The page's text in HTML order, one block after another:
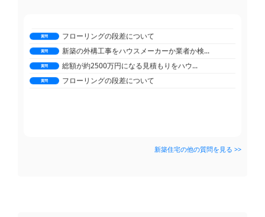
質問 ガレージとベランダの屋根、波板から違う素...
質問 小さなパントリーの換気扇について
質問 家の周りのブロック塀とフェンス、そろそろ...
質問 庭にサンルーム設置の場合の境界線からの距...
質問 フローリングの段差について
質問 新築の外構工事をハウスメーカーか業者か検...
質問 総額が約2500万円になる見積もりをハウ...
質問 フローリングの段差について
新築住宅の他の質問を見る >>